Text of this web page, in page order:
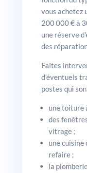
vous achetez
200 000 € à
une réserve
des
Faites
d’éventuels
postes qui
une toiture
des
vitrage ;
une cuisine
refaire ;
la